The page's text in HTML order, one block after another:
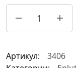
Артикул:
3406